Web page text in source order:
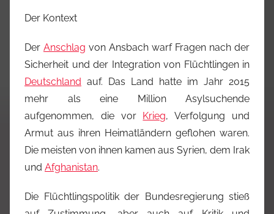
Der Kontext
Der Anschlag von Ansbach warf Fragen nach der
Sicherheit und der Integration von Flüchtlingen in
Deutschland auf. Das Land hatte im Jahr 2015
mehr als eine Million Asylsuchende
aufgenommen, die vor Krieg, Verfolgung und
Armut aus ihren Heimatländern geflohen waren.
Die meisten von ihnen kamen aus Syrien, dem Irak
und Afghanistan.
Die Flüchtlingspolitik der Bundesregierung stieß